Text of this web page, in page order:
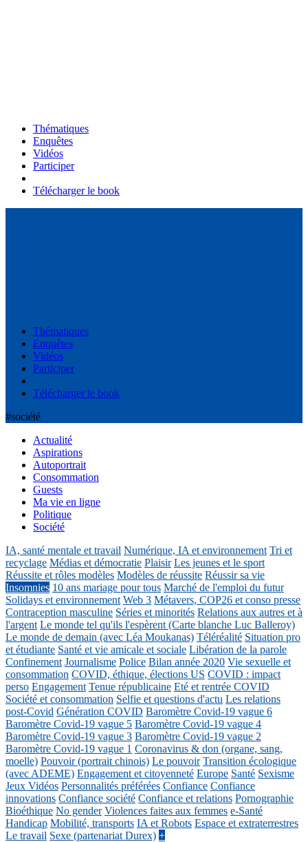
Thématiques
Enquêtes
Vidéos
Participer
Télécharger le book
Thématiques
Enquêtes
Vidéos
Participer
Télécharger le book
#société
Actualité
Aspirations
Autoportrait
Consommation
Guests
Ma vie en ligne
Politique
Société
IA, santé mentale et travail Numérique, IA et environnement Tri et
recyclage Médias et démocratie Plaisir Les jeunes et le sport
Réussite et rôles modèles Modèles de réussite Réussir sa vie
Insomnies 10 ans mariage pour tous Marché de l'emploi du futur
Solidays et environnement Web 3 Métavers, COP26 et conso presse
Contraception masculine Séries et minorités Relations aux autres et à
l'argent Le monde tel qu'ils l'espèrent (Carte blanche Luc Balleroy)
Le monde de demain (avec Léa Moukanas) Téléréalité Situation pro
et étudiante Santé et vie amicale et sociale Libération de la parole
Confinement Journalisme Police Bilan année 2020 Vie sexuelle et
consommation COVID, éthique, élections US COVID : impact
perso Engagement Tenue républicaine Eté et rentrée COVID
Société et consommation Selfie et questions d'actu Les relations
post-Covid Génération COVID Baromètre Covid-19 vague 6
Baromètre Covid-19 vague 5 Baromètre Covid-19 vague 4
Baromètre Covid-19 vague 3 Baromètre Covid-19 vague 2
Baromètre Covid-19 vague 1 Coronavirus & don (organe, sang,
moelle) Pouvoir (portrait chinois) Le pouvoir Transition écologique
(avec ADEME) Engagement et citoyenneté Europe Santé Sexisme
Jeux Vidéos Personnalités préférées Confiance Confiance
innovations Confiance société Confiance et relations Pornographie
Bioéthique No gender Violences faites aux femmes e-Santé
Handicap Mobilité, transports IA et Robots Espace et extraterrestres
Le travail Sexe (partenariat Durex) +